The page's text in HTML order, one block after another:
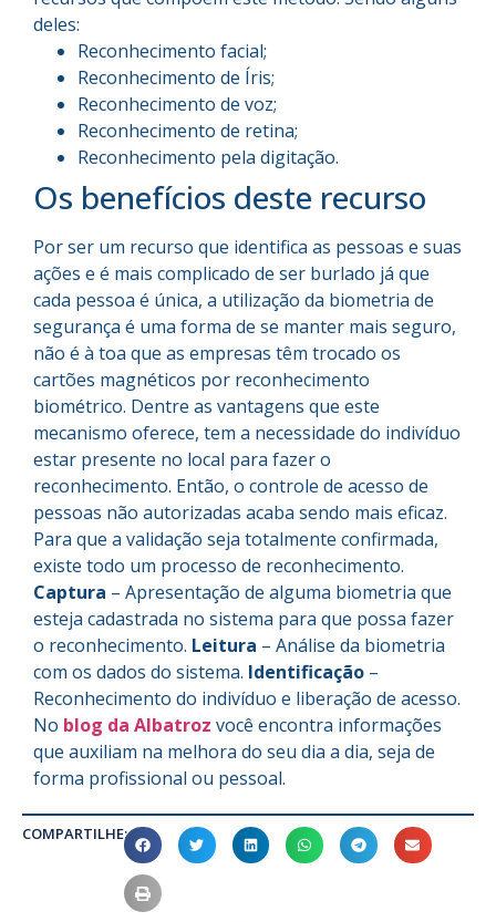
deles:
Reconhecimento facial;
Reconhecimento de Íris;
Reconhecimento de voz;
Reconhecimento de retina;
Reconhecimento pela digitação.
Os benefícios deste recurso
Por ser um recurso que identifica as pessoas e suas
ações e é mais complicado de ser burlado já que
cada pessoa é única, a utilização da biometria de
segurança é uma forma de se manter mais seguro,
não é à toa que as empresas têm trocado os
cartões magnéticos por reconhecimento
biométrico. Dentre as vantagens que este
mecanismo oferece, tem a necessidade do indivíduo
estar presente no local para fazer o
reconhecimento. Então, o controle de acesso de
pessoas não autorizadas acaba sendo mais eficaz.
Para que a validação seja totalmente confirmada,
existe todo um processo de reconhecimento.
Captura – Apresentação de alguma biometria que
esteja cadastrada no sistema para que possa fazer
o reconhecimento. Leitura – Análise da biometria
com os dados do sistema. Identificação –
Reconhecimento do indivíduo e liberação de acesso.
No blog da Albatroz você encontra informações
que auxiliam na melhora do seu dia a dia, seja de
forma profissional ou pessoal.
COMPARTILHE: